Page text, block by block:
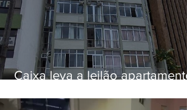
Caixa leva a leilão apartamento
Botafogo